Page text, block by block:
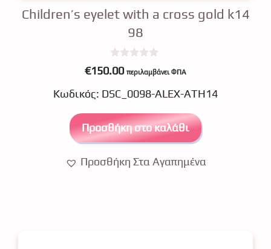
Children’s eyelet with a cross gold k14
98
0
o
t
5
€150.00 περιλαμβάνει ΦΠΑ
Κωδικός: DSC_0098-ALEX-ATH14
Προσθήκη στο καλάθι
Προσθήκη Στα Αγαπημένα